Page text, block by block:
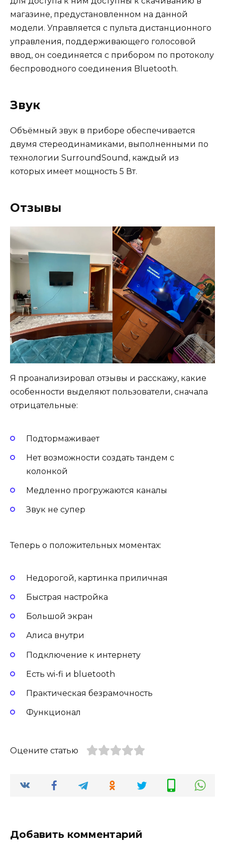
магазине, предустановленном на данной
модели. Управляется с пульта дистанционного
управления, поддерживающего голосовой
ввод, он соединяется с прибором по протоколу
беспроводного соединения Bluetooth.
Звук
Объёмный звук в приборе обеспечивается
двумя стереодинамиками, выполненными по
технологии SurroundSound, каждый из
которых имеет мощность 5 Вт.
Отзывы
Я проанализировал отзывы и расскажу, какие
особенности выделяют пользователи, сначала
отрицательные:
Подтормаживает
Нет возможности создать тандем с
колонкой
Медленно прогружаются каналы
Звук не супер
Теперь о положительных моментах:
Недорогой, картинка приличная
Быстрая настройка
Большой экран
Алиса внутри
Подключение к интернету
Есть wi-fi и bluetooth
Практическая безрамочность
Функционал
Оцените статью
Добавить комментарий